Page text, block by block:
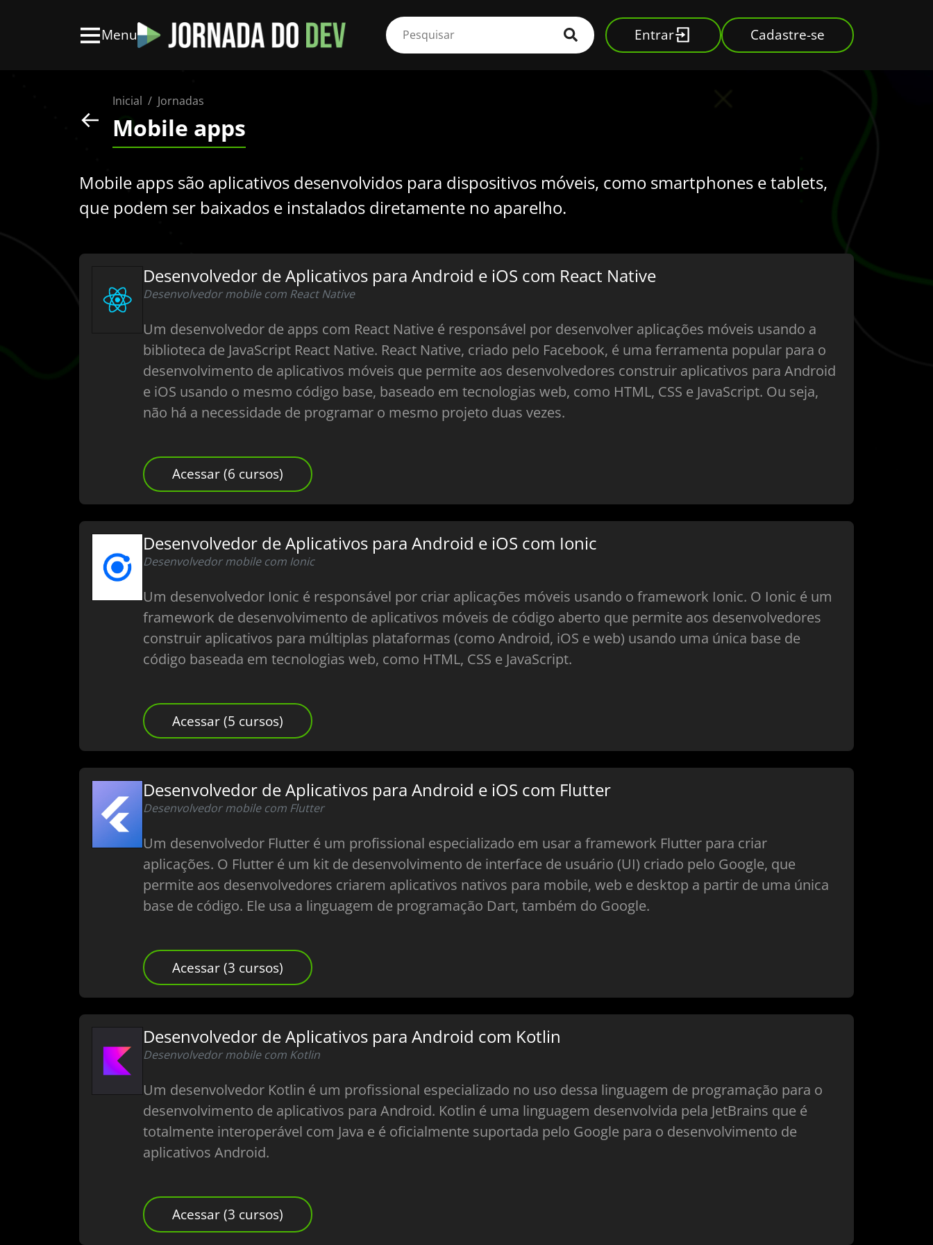
Menu Entrar Cadastre-se
Inicial Jornadas
Mobile apps
Mobile apps são aplicativos desenvolvidos para dispositivos móveis, como smartphones e tablets,
que podem ser baixados e instalados diretamente no aparelho.
Desenvolvedor de Aplicativos para Android e iOS com React Native
Desenvolvedor mobile com React Native
Um desenvolvedor de apps com React Native é responsável por desenvolver aplicações móveis usando a
biblioteca de JavaScript React Native. React Native, criado pelo Facebook, é uma ferramenta popular para o
desenvolvimento de aplicativos móveis que permite aos desenvolvedores construir aplicativos para Android
e iOS usando o mesmo código base, baseado em tecnologias web, como HTML, CSS e JavaScript. Ou seja,
não há a necessidade de programar o mesmo projeto duas vezes.
Acessar (6 cursos)
Desenvolvedor de Aplicativos para Android e iOS com Ionic
Desenvolvedor mobile com Ionic
Um desenvolvedor Ionic é responsável por criar aplicações móveis usando o framework Ionic. O Ionic é um
framework de desenvolvimento de aplicativos móveis de código aberto que permite aos desenvolvedores
construir aplicativos para múltiplas plataformas (como Android, iOS e web) usando uma única base de
código baseada em tecnologias web, como HTML, CSS e JavaScript.
Acessar (5 cursos)
Desenvolvedor de Aplicativos para Android e iOS com Flutter
Desenvolvedor mobile com Flutter
Um desenvolvedor Flutter é um profissional especializado em usar a framework Flutter para criar
aplicações. O Flutter é um kit de desenvolvimento de interface de usuário (UI) criado pelo Google, que
permite aos desenvolvedores criarem aplicativos nativos para mobile, web e desktop a partir de uma única
base de código. Ele usa a linguagem de programação Dart, também do Google.
Acessar (3 cursos)
Desenvolvedor de Aplicativos para Android com Kotlin
Desenvolvedor mobile com Kotlin
Um desenvolvedor Kotlin é um profissional especializado no uso dessa linguagem de programação para o
desenvolvimento de aplicativos para Android. Kotlin é uma linguagem desenvolvida pela JetBrains que é
totalmente interoperável com Java e é oficialmente suportada pelo Google para o desenvolvimento de
aplicativos Android.
Acessar (3 cursos)